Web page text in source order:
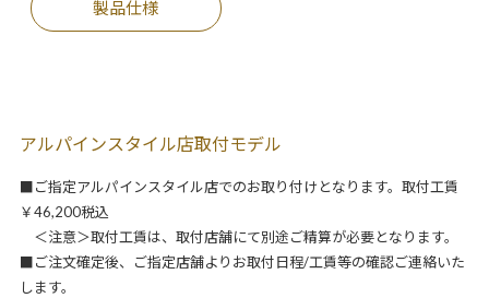
製品仕様
アルパインスタイル店取付モデル
■ご指定アルパインスタイル店でのお取り付けとなります。取付工賃
￥46,200税込
＜注意＞取付工賃は、取付店舗にて別途ご精算が必要となります。
■ご注文確定後、ご指定店舗よりお取付日程/工賃等の確認ご連絡いた
します。